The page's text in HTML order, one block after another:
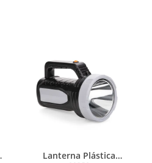
Lanterna Plástica